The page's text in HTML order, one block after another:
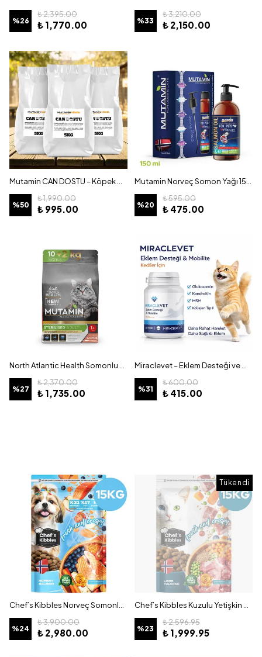
%26
₺ 2,395.00
₺ 1,770.00 %33
₺ 3,210.00
₺ 2,150.00
Mutamin CAN DOSTU – Köpek Maması 15KG
%50
₺ 1,990.00
₺ 995.00
Mutamin Norveç Somon Yağı 150 ml
%20
₺ 595.00
₺ 475.00
North Atlantic Health Somonlu Kısır Kedi Maması Kilitsiz Poşet 10+2 kg Hediye
%27
₺ 2,370.00
₺ 1,735.00
Miraclevet – Eklem Desteği ve Mobilite Tablet Kediler İçin – 30 Kapsül
%31
₺ 600.00
₺ 415.00
Chef’s Kibbles Norveç Somonlu Küçük ve Mini Irk Köpek Maması 15KG
%24
₺ 3,900.00
₺ 2,980.00
Tükendi
Chef’s Kibbles Kuzulu Yetişkin Kedi Maması 15KG
%23
₺ 2,596.95
₺ 1,999.95